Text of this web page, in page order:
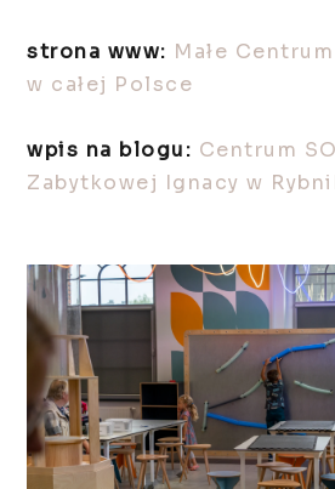
strona www: Małe
w całej Polsce
wpis na blogu: Centrum
Zabytkowej Ignacy w